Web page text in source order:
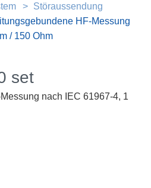
Störaussendung
HF-Messung
/ 150 Ohm
set
nach IEC 61967-4, 1